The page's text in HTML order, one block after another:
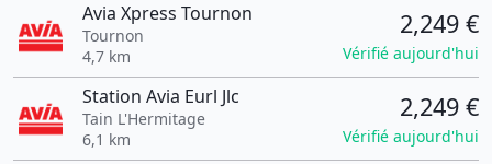
Avia Xpress Tournon
Tournon
4,7 km
2,249 €
Vérifié aujourd'hui
Station Avia Eurl Jlc
Tain L'Hermitage
6,1 km
2,249 €
Vérifié aujourd'hui